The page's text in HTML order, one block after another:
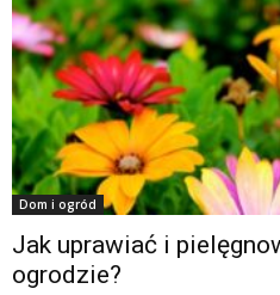
Dom i ogród
Jak uprawiać i
ogrodzie?